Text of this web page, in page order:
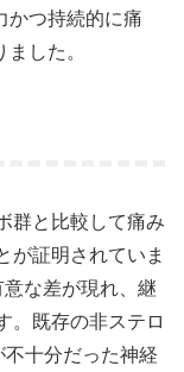
かつ持続的に痛
した。
群と比較して痛み
が証明されていま
な差が現れ、継
。既存の非ステロ
十分だった神経